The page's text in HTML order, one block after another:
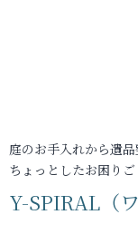
庭のお手入れから遺
ちょっとしたお困り
Y-SPIRAL（